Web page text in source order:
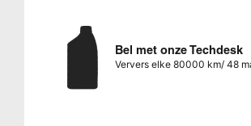
Bel met onze Techdesk
Ververs elke 80000 km/ 48